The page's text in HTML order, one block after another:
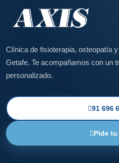
Clínica de fisioterapia, osteopatía
Getafe. Te acompañamos con un
personalizado.
91 696
Pide